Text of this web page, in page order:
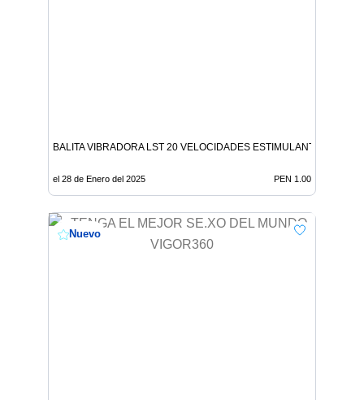
BALITA VIBRADORA LST 20 VELOCIDADES ESTIMULANTES
el 28 de Enero del 2025 PEN 1.00
Nuevo